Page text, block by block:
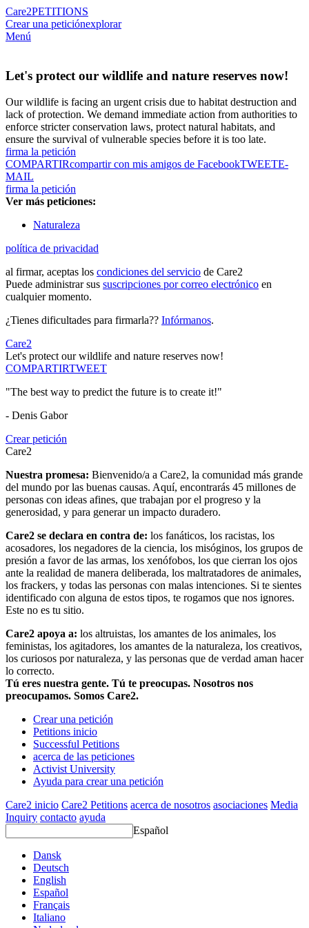
Care2PETITIONS
Crear una peticiónexplorar
Menú
Let's protect our wildlife and nature reserves now!
Our wildlife is facing an urgent crisis due to habitat destruction and
lack of protection. We demand immediate action from authorities to
enforce stricter conservation laws, protect natural habitats, and
ensure the survival of vulnerable species before it is too late.
firma la petición
COMPARTIRcompartir con mis amigos de FacebookTWEETE-
MAIL
firma la petición
Ver más peticiones:
Naturaleza
política de privacidad
al firmar, aceptas los condiciones del servicio de Care2
Puede administrar sus suscripciones por correo electrónico en
cualquier momento.
¿Tienes dificultades para firmarla?? Infórmanos.
Care2
Let's protect our wildlife and nature reserves now!
COMPARTIRTWEET
"The best way to predict the future is to create it!"
- Denis Gabor
Crear petición
Care2
Nuestra promesa: Bienvenido/a a Care2, la comunidad más grande
del mundo por las buenas causas. Aquí, encontrarás 45 millones de
personas con ideas afines, que trabajan por el progreso y la
generosidad, y para generar un impacto duradero.
Care2 se declara en contra de: los fanáticos, los racistas, los
acosadores, los negadores de la ciencia, los misóginos, los grupos de
presión a favor de las armas, los xenófobos, los que cierran los ojos
ante la realidad de manera deliberada, los maltratadores de animales,
los frackers, y todas las personas con malas intenciones. Si te sientes
identificado con alguna de estos tipos, te rogamos que nos ignores.
Este no es tu sitio.
Care2 apoya a: los altruistas, los amantes de los animales, los
feministas, los agitadores, los amantes de la naturaleza, los creativos,
los curiosos por naturaleza, y las personas que de verdad aman hacer
lo correcto.
Tú eres nuestra gente. Tú te preocupas. Nosotros nos
preocupamos. Somos Care2.
Crear una petición
Petitions inicio
Successful Petitions
acerca de las peticiones
Activist University
Ayuda para crear una petición
Care2 inicio Care2 Petitions acerca de nosotros asociaciones Media
Inquiry contacto ayuda
Español
Dansk
Deutsch
English
Español
Français
Italiano